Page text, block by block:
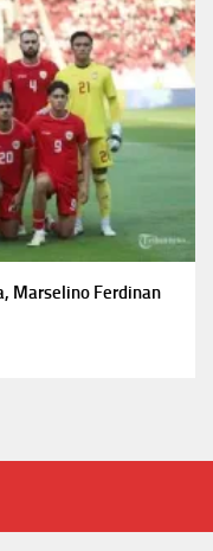
Marselino Ferdinan